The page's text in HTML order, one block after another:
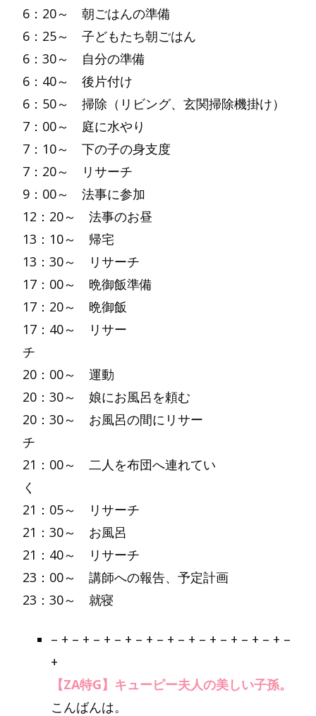
6：20～ 朝ごはんの準備
6：25～ 子どもたち朝ごはん
6：30～ 自分の準備
6：40～ 後片付け
6：50～ 掃除（リビング、玄関掃除機掛け）
7：00～ 庭に水やり
7：10～ 下の子の身支度
7：20～ リサーチ
9：00～ 法事に参加
12：20～ 法事のお昼
13：10～ 帰宅
13：30～ リサーチ
17：00～ 晩御飯準備
17：20～ 晩御飯
17：40～ リサー
チ
20：00～ 運動
20：30～ 娘にお風呂を頼む
20：30～ お風呂の間にリサー
チ
21：00～ 二人を布団へ連れてい
く
21：05～ リサーチ
21：30～ お風呂
21：40～ リサーチ
23：00～ 講師への報告、予定計画
23：30～ 就寝
– + – + – + – + – + – + – + – + – + – + – + –
+
【ZA特G】キューピー夫人の美しい子孫。
こんばんは。